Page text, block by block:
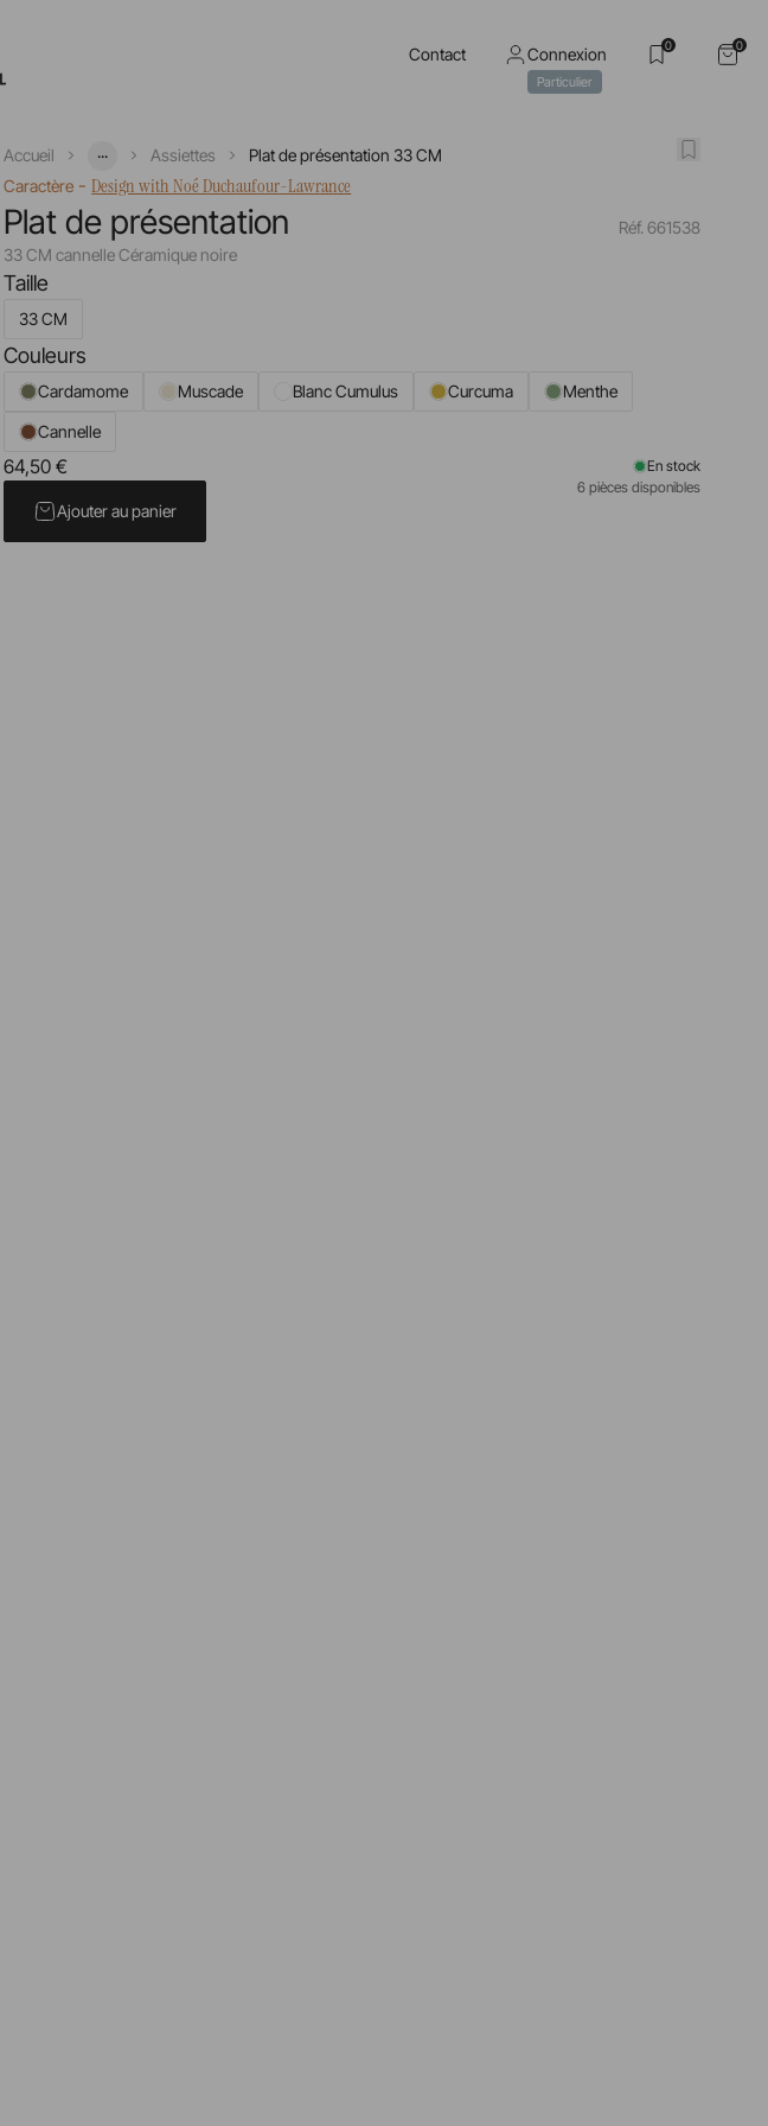
Contact Connexion
Particulier
0 0
Accueil ... Assiettes
Plat de présentation 33 CM
Caractère -Design with Noé Duchaufour-Lawrance
Plat de présentation
33 CM cannelle Céramique noire
Réf. 661538
Taille
33 CM
Couleurs
Cardamome Muscade Blanc Cumulus Curcuma
Menthe
Cannelle
64,50 €
En stock
6 pièces disponibles
Ajouter au panier